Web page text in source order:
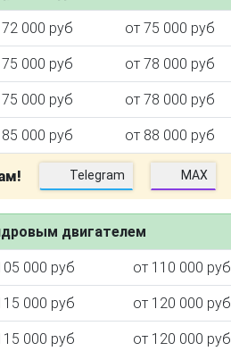
72 000 руб от 75 000 руб
75 000 руб от 78 000 руб
75 000 руб от 78 000 руб
85 000 руб от 88 000 руб
Telegram MAX
двигателем
000 руб от 110 000 руб
000 руб от 120 000 руб
000 руб от 120 000 руб